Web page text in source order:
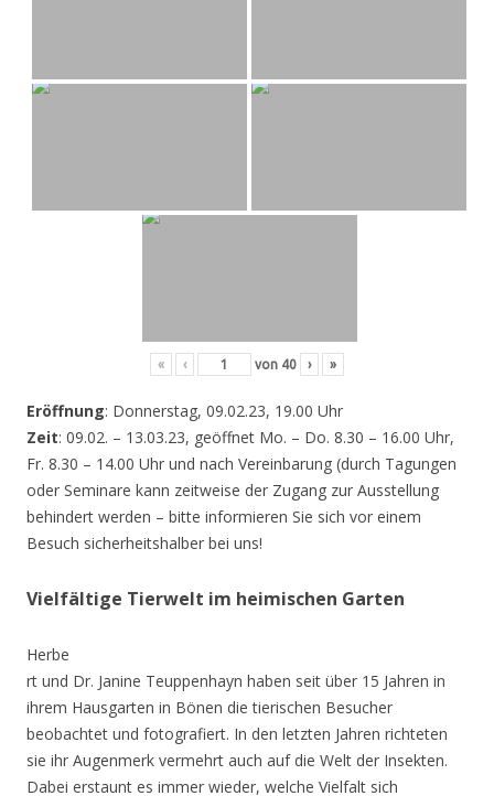
« ‹ von 40 › »
Eröffnung: Donnerstag, 09.02.23, 19.00 Uhr
Zeit: 09.02. – 13.03.23, geöffnet Mo. – Do. 8.30 – 16.00 Uhr,
Fr. 8.30 – 14.00 Uhr und nach Vereinbarung (durch Tagungen
oder Seminare kann zeitweise der Zugang zur Ausstellung
behindert werden – bitte informieren Sie sich vor einem
Besuch sicherheitshalber bei uns!
Vielfältige Tierwelt im heimischen Garten
Herbe
rt und Dr. Janine Teuppenhayn haben seit über 15 Jahren in
ihrem Hausgarten in Bönen die tierischen Besucher
beobachtet und fotografiert. In den letzten Jahren richteten
sie ihr Augenmerk vermehrt auch auf die Welt der Insekten.
Dabei erstaunt es immer wieder, welche Vielfalt sich